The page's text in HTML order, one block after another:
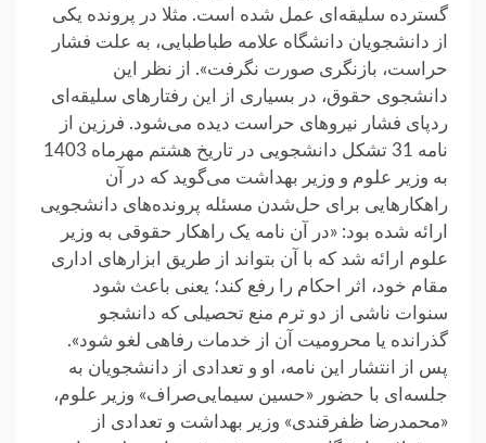
گسترده سلیقه‌ای عمل شده است. مثلا در پرونده یکی
از دانشجویان دانشگاه علامه طباطبایی، به علت فشار
حراست، بازنگری صورت نگرفت». از نظر این
دانشجوی حقوق، در بسیاری از این رفتارهای سلیقه‌ای
ردپای فشار نیروهای حراست دیده می‌شود. فرزین از
نامه 31 تشکل دانشجویی در تاریخ هشتم مهرماه 1403
به وزیر علوم و وزیر بهداشت می‌گوید که در آن
راهکارهایی برای حل‌شدن مسئله پرونده‌های دانشجویی
ارائه شده بود: «در آن نامه یک راهکار حقوقی به وزیر
علوم ارائه شد که با آن بتواند از طریق ابزارهای اداری
مقام خود، اثر احکام را رفع کند؛ یعنی باعث شود‌
سنوات ناشی از دو ترم منع تحصیلی که دانشجو
گذرانده یا محرومیت آن از خدمات رفاهی لغو شود».
پس از انتشار این نامه، او و تعدادی از دانشجویان به
جلسه‌ای با حضور «حسین سیمایی‌صراف» وزیر علوم،
«محمدرضا ظفرقندی» وزیر بهداشت و تعدادی از